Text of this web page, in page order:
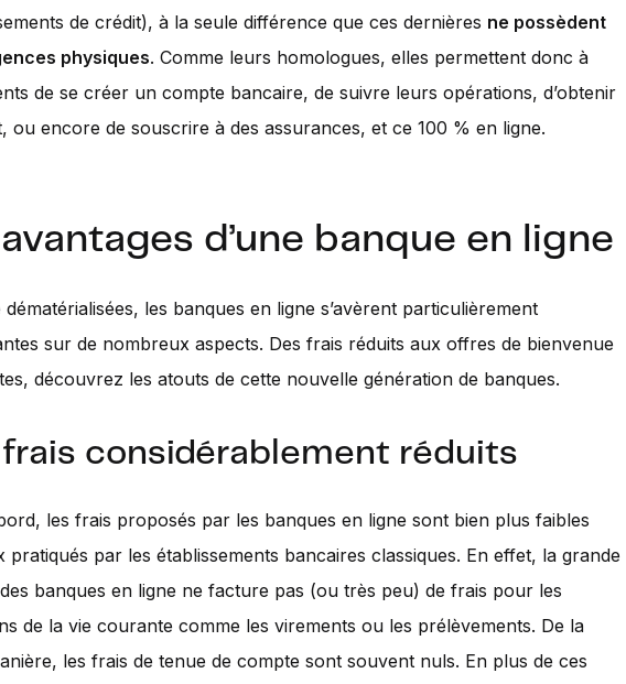
de crédit), à la seule différence que ces dernières ne possèdent
physiques. Comme leurs homologues, elles permettent donc à
de se créer un compte bancaire, de suivre leurs opérations, d’obtenir
ou encore de souscrire à des assurances, et ce 100 % en ligne.
avantages d’une banque en ligne
dématérialisées, les banques en ligne s’avèrent particulièrement
sur de nombreux aspects. Des frais réduits aux offres de bienvenue
découvrez les atouts de cette nouvelle génération de banques.
frais considérablement réduits
les frais proposés par les banques en ligne sont bien plus faibles
pratiqués par les établissements bancaires classiques. En effet, la grande
banques en ligne ne facture pas (ou très peu) de frais pour les
de la vie courante comme les virements ou les prélèvements. De la
les frais de tenue de compte sont souvent nuls. En plus de ces